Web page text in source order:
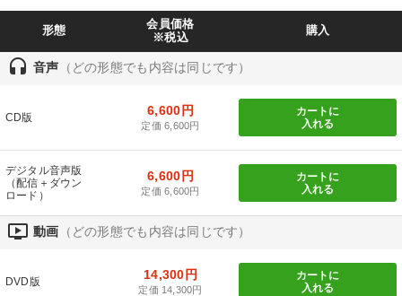
企業成長 ビジネスモデル 新技術
銀行交渉
※「更新」を押すと「テーマ」「キーワード」を更新いただけます。
ondemand_video 経営音声・動画を探す refresh
全国経営者セミナー収録物以外の経営教材（全762タイトル）からお探
しいただけます
形態
会員価格
※税込
購入
headset 音声 （どの形態でも内容は同じです）
CD版 6,600円
定価 6,600円
カートに
入れる
デジタル音声版
（配信＋ダウン
ロード）
6,600円
定価 6,600円
カートに
入れる
ondemand_video 動画 （どの形態でも内容は同じです）
DVD版 14,300円
定価 14,300円
カートに
入れる